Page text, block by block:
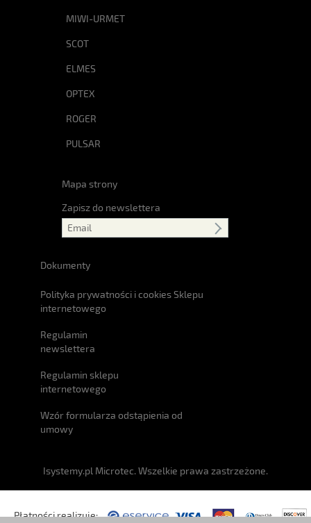
MIWI-URMET
SCOT
ELMES
OPTEX
ROGER
PULSAR
Mapa strony
Zapisz do newslettera
Dokumenty
Polityka prywatności i cookies Sklepu
internetowego
Regulamin
newslettera
Regulamin sklepu
internetowego
Wzór formularza odstąpienia od
umowy
Isystemy.pl Microtec. Wszelkie prawa zastrzeżone.
Płatności realizuje: